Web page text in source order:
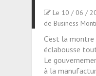
Le 10 / 06 /
de Business
C'est la
éclabousse
Le
à la